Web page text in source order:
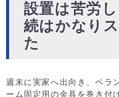
設置は苦労
続はかなり
た
週末に実家へ出向き、ベラ
ーム固定用の金具を巻き付